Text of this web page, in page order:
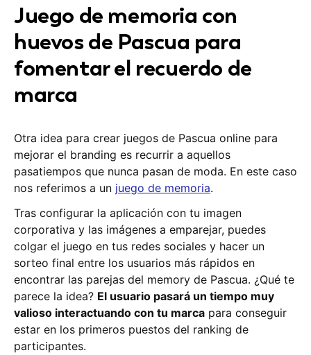
Juego de memoria con
huevos de Pascua para
fomentar el recuerdo de
marca
Otra idea para crear juegos de Pascua online para
mejorar el branding es recurrir a aquellos
pasatiempos que nunca pasan de moda. En este caso
nos referimos a un juego de memoria.
Tras configurar la aplicación con tu imagen
corporativa y las imágenes a emparejar, puedes
colgar el juego en tus redes sociales y hacer un
sorteo final entre los usuarios más rápidos en
encontrar las parejas del memory de Pascua. ¿Qué te
parece la idea? El usuario pasará un tiempo muy
valioso interactuando con tu marca para conseguir
estar en los primeros puestos del ranking de
participantes.